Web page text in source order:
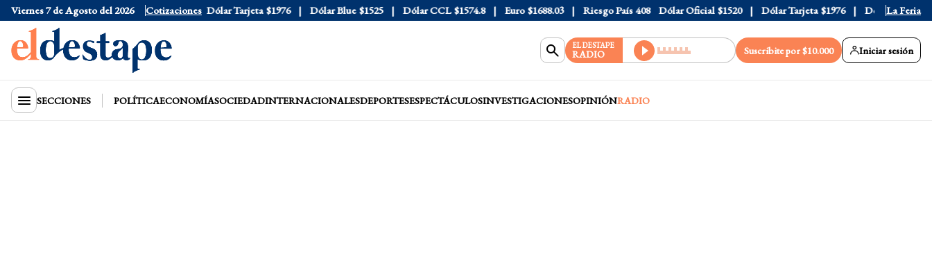
Viernes 7 de Agosto del 2026 Cotizaciones
Dólar Oficial $1520 Dólar Tarjeta $1976 Dólar Blue $1525 Dólar CCL $1574.8 Euro $1688.03 Riesgo País 408 Dólar Oficial $1520 Dólar Tarjeta $1976 Dólar Blue $1525
La Feria
EL DESTAPE
RADIO Suscribite por $10.000 Iniciar sesión
SECCIONES POLÍTICAECONOMÍASOCIEDADINTERNACIONALESDEPORTESESPECTÁCULOSINVESTIGACIONESOPINIÓNRADIO